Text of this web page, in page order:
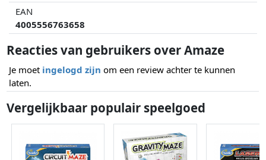
EAN
4005556763658
Reacties van gebruikers over Amaze
Je moet ingelogd zijn om een review achter te kunnen
laten.
Vergelijkbaar populair speelgoed